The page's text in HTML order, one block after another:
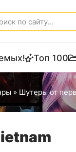
Топ 100
» Шутеры от